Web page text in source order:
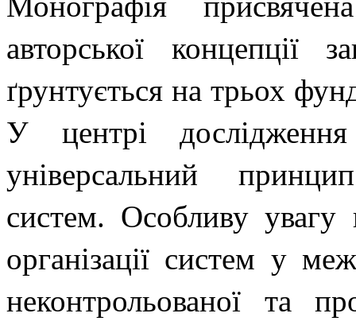
авторської концепції
ґрунтується на трьох
У центрі
універсальний
систем. Особливу увагу
організації систем у
неконтрольованої та